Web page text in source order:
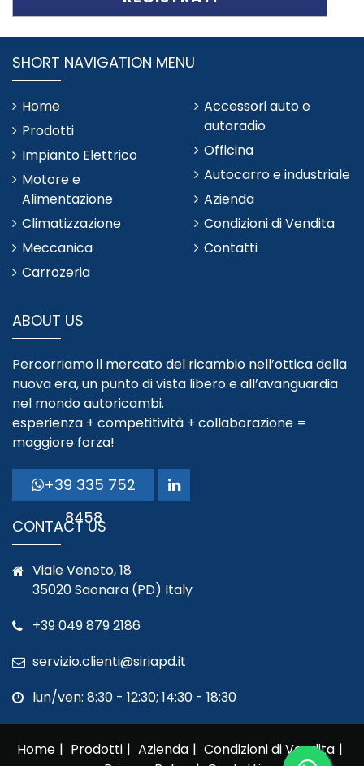
SHORT NAVIGATION MENU
Home
Prodotti
Impianto Elettrico
Motore e
Alimentazione
Climatizzazione
Meccanica
Carrozeria
Accessori auto e
autoradio
Officina
Autocarro e industriale
Azienda
Condizioni di Vendita
Contatti
ABOUT US
Percorriamo il mercato del ricambio nell’ottica della
nuova era, un punto di vista libero e all’avanguardia
nel mondo autoricambi.
esperienza + competitività + collaborazione =
maggiore forza!
+39 335 752
8458
CONTACT US
Viale Veneto, 18
35020 Saonara (PD) Italy
+39 049 879 2186
servizio.clienti@siriapd.it
lun/ven: 8:30 - 12:30; 14:30 - 18:30
Home Prodotti Azienda
Condizioni di Vendita